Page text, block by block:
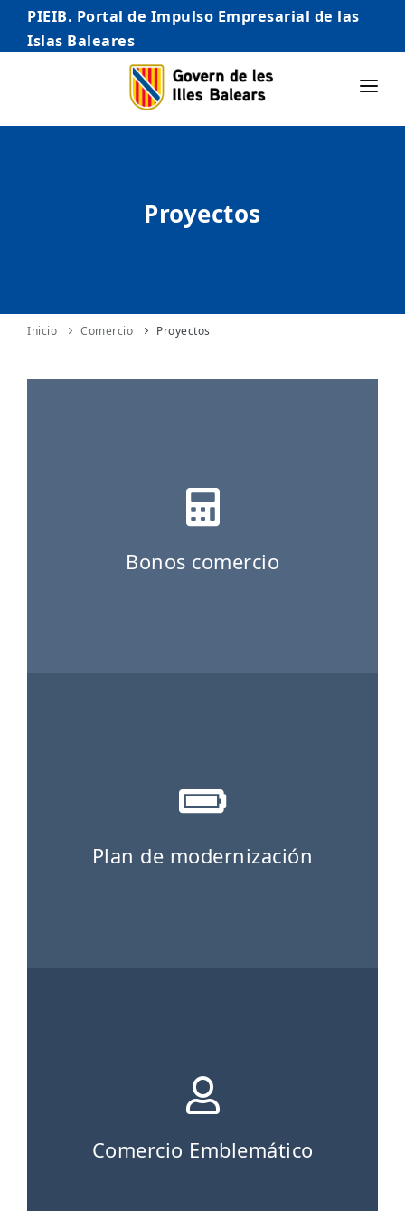
PIEIB. Portal de Impulso Empresarial de las
Islas Baleares
INICIO
AUTÓNOMO/AUTÓNOMA
INTERNACIONALIZACIÓN
Proyectos
Inicio Comercio Proyectos
Bonos comercio
Plan de modernización
Comercio Emblemático